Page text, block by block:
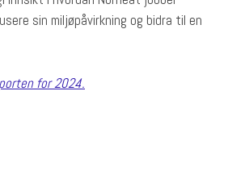
sin miljøpåvirkning og bidra til en
for 2024.